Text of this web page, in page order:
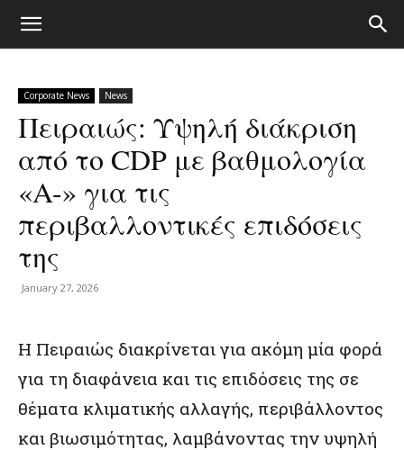
Corporate News News
Πειραιώς: Υψηλή διάκριση
από το CDP με βαθμολογία
«A-» για τις
περιβαλλοντικές επιδόσεις
της
January 27, 2026
Η Πειραιώς διακρίνεται για ακόμη μία φορά
για τη διαφάνεια και τις επιδόσεις της σε
θέματα κλιματικής αλλαγής, περιβάλλοντος
και βιωσιμότητας, λαμβάνοντας την υψηλή